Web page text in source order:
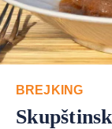
BREJKING